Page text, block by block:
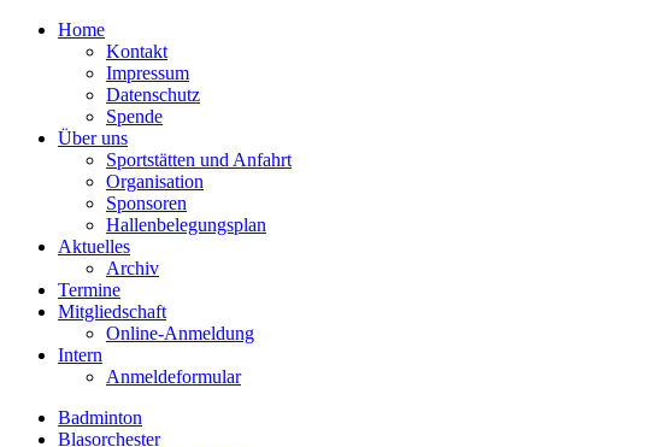
Home
Kontakt
Impressum
Datenschutz
Spende
Über uns
Sportstätten und Anfahrt
Organisation
Sponsoren
Hallenbelegungsplan
Aktuelles
Archiv
Termine
Mitgliedschaft
Online-Anmeldung
Intern
Anmeldeformular
Badminton
Blasorchester